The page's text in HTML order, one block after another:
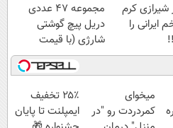
شیرازی کرم
ایرانی را
مجموعه 47 عددی
دریل پیچ گوشتی
شارژی‌ (با قیمت
فوق‌العاده)
میخوای
کمردردت رو "در
۲۵٪ تخفیف
ایمپلنت تا پایان